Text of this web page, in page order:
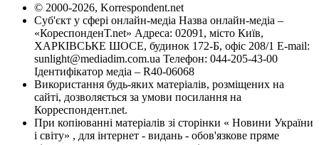
© 2000-2026, Korrespondent.net
Суб'єкт у сфері онлайн-медіа Назва онлайн-медіа –
«КореспонденТ.net» Адреса: 02091, місто Київ,
ХАРКІВСЬКЕ ШОСЕ, будинок 172-Б, офіс 208/1 E-mail:
sunlight@mediadim.com.ua Телефон: 044-205-43-00
Ідентифікатор медіа – R40-06068
Використання будь-яких матеріалів, розміщених на
сайті, дозволяється за умови посилання на
Корреспондент.net.
При копіюванні матеріалів зі сторінки « Новини України
і світу» , для інтернет - видань - обов'язкове пряме